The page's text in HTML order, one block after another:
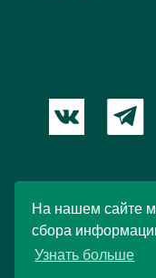
На нашем сайте
сбора
Узнать больше
Пользовательское
© 2012 – 2026